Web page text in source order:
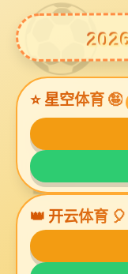
星空电子
DAL系列Dante有源DSP
PDL系列Dante有源音柱